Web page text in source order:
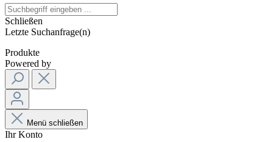
Schließen
Letzte Suchanfrage(n)
Produkte
Powered by
Menü schließen
Ihr Konto